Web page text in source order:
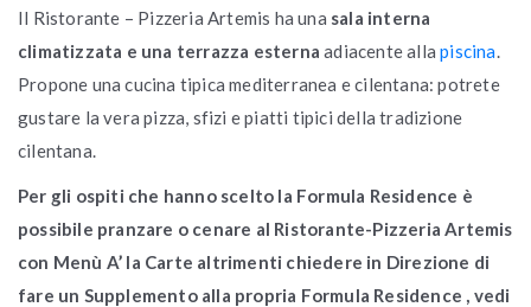
Il Ristorante – Pizzeria Artemis ha una sala interna
climatizzata e una terrazza esterna adiacente allapiscina.
Propone una cucina tipica mediterranea e cilentana: potrete
gustare la vera pizza, sfizi e piatti tipici della tradizione
cilentana.
Per gli ospiti che hanno scelto la Formula Residence è
possibile pranzare o cenare al Ristorante-Pizzeria Artemis
con Menù A’ la Carte altrimenti chiedere in Direzione di
fare un Supplemento alla propria Formula Residence , vedi